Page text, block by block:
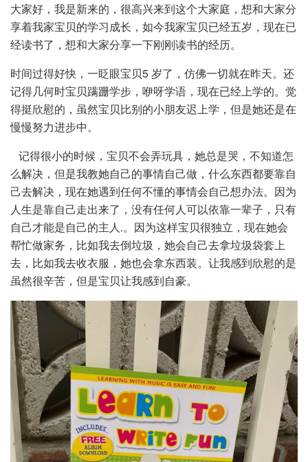
大家好，我是新来的，很高兴来到这个大家庭，想和大家分
享着我家宝贝的学习成长，如今我家宝贝已经五岁，现在已
经读书了，想和大家分享一下刚刚读书的经历。
时间过得好快，一眨眼宝贝5 岁了，仿佛一切就在昨天。还
记得几何时宝贝蹒跚学步，咿呀学语，现在已经上学的。觉
得挺欣慰的，虽然宝贝比别的小朋友迟上学，但是她还是在
慢慢努力进步中。
记得很小的时候，宝贝不会弄玩具，她总是哭，不知道怎
么解决，但是我教她自己的事情自己做，什么东西都要靠自
己去解决，现在她遇到任何不懂的事情会自己想办法。因为
人生是靠自己走出来了，没有任何人可以依靠一辈子，只有
自己才能是自己的主人.。因为这样宝贝很独立，现在她会
帮忙做家务，比如我去倒垃圾，她会自己去拿垃圾袋套上
去，比如我去收衣服，她也会拿东西装。让我感到欣慰的是
虽然很辛苦，但是宝贝让我感到自豪。